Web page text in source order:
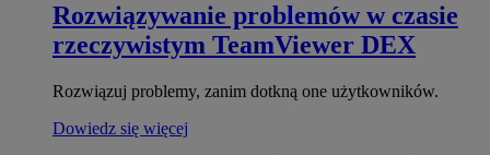
Rozwiązywanie problemów w czasie
rzeczywistym TeamViewer DEX
Rozwiązuj problemy, zanim dotkną one użytkowników.
Dowiedz się więcej